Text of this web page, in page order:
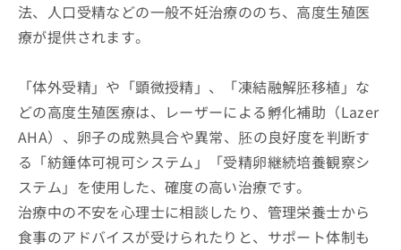
法、人口受精などの一般不妊治療ののち、高度生殖医
療が提供されます。
「体外受精」や「顕微授精」、「凍結融解胚移植」な
どの高度生殖医療は、レーザーによる孵化補助（Lazer
AHA）、卵子の成熟具合や異常、胚の良好度を判断す
る「紡錘体可視可システム」「受精卵継続培養観察シ
ステム」を使用した、確度の高い治療です。
治療中の不安を心理士に相談したり、管理栄養士から
食事のアドバイスが受けられたりと、サポート体制も